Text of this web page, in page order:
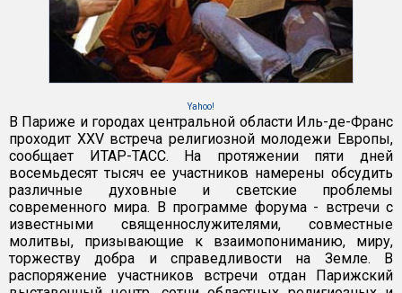
Yahoo!
В Париже и городах центральной области Иль-де-Франс
проходит XXV встреча религиозной молодежи Европы,
сообщает ИТАР-ТАСС. На протяжении пяти дней
восемьдесят тысяч ее участников намерены обсудить
различные духовные и светские проблемы
современного мира. В программе форума - встречи с
известными священнослужителями, совместные
молитвы, призывающие к взаимопониманию, миру,
торжеству добра и справедливости на Земле. В
распоряжение участников встречи отдан Парижский